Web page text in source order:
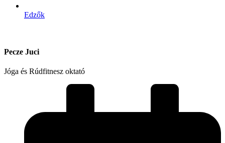
Edzők
Pecze Juci
Jóga és Rúdfitnesz oktató